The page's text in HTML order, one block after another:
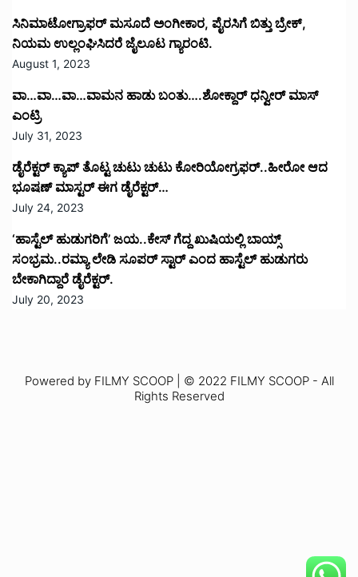
ಸಿನಿಮಾಟೋಗ್ರಾಫರ್ ಮಸೂದೆ ಅಂಗೀಕಾರ, ಪೈರಸಿಗೆ ಬಿತ್ತು ಬ್ರೇಕ್,
ನಿಯಮ ಉಲ್ಲಂಘಿಸಿದರೆ ಜೈಲೂಟ ಗ್ಯಾರಂಟಿ.
August 1, 2023
ವಾ…ವಾ…ವಾ…ವಾಮನ ಹಾಡು ಬಂತು….ಶೋಕ್ದಾರ್ ಧನ್ವೀರ್ ಮಾಸ್
ಎಂಟ್ರಿ
July 31, 2023
ಡೈರೆಕ್ಟರ್ ಕ್ಯಾಪ್ ತೊಟ್ಟ ಚುಟು ಚುಟು ಕೋರಿಯೋಗ್ರಫರ್..ಹೀರೋ ಆದ
ಭೂಷಣ್ ಮಾಸ್ಟರ್ ಈಗ ಡೈರೆಕ್ಟರ್…
July 24, 2023
‘ಹಾಸ್ಟೆಲ್ ಹುಡುಗರಿಗೆ’ ಜಯ..ಕೇಸ್ ಗೆದ್ದ ಖುಷಿಯಲ್ಲಿ ಬಾಯ್ಸ್
ಸಂಭ್ರಮ..ರಮ್ಯಾ ಲೇಡಿ ಸೂಪರ್ ಸ್ಟಾರ್ ಎಂದ ಹಾಸ್ಟೆಲ್ ಹುಡುಗರು
ಬೇಕಾಗಿದ್ದಾರೆ ಡೈರೆಕ್ಟರ್.
July 20, 2023
Powered by FILMY SCOOP | © 2022 FILMY SCOOP - All
Rights Reserved